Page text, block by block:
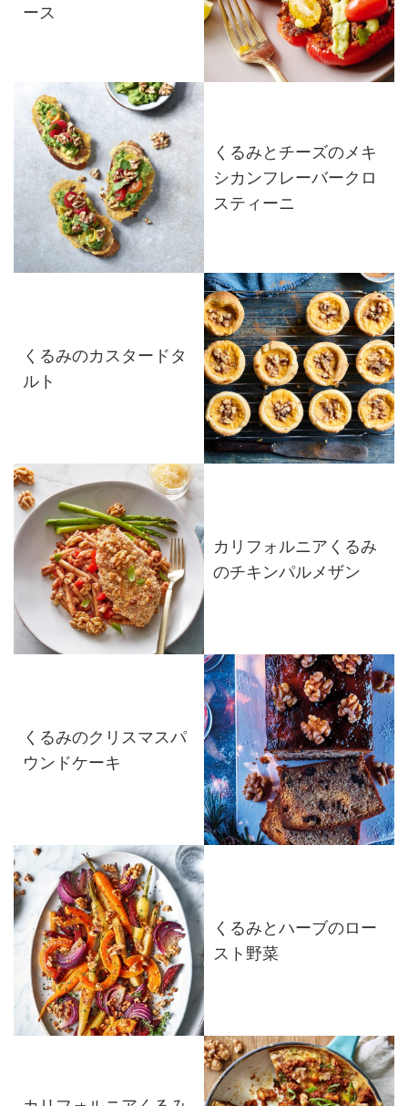
ース
くるみとチーズのメキ
シカンフレーバークロ
スティーニ
くるみのカスタードタ
ルト
カリフォルニアくるみ
のチキンパルメザン
くるみのクリスマスパ
ウンドケーキ
くるみとハーブのロー
スト野菜